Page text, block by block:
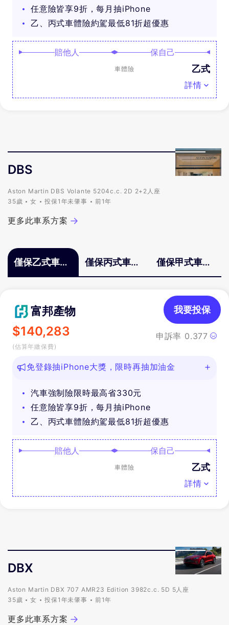
任意險皆享9折，每月抽iPhone
乙、丙式車體險約駕最低81折超優惠
賠他人 保自己
車體險 乙式
詳情
DBS
Aston Martin DBS Volante 5204c.c. 2D 2+2人座
35歲
女 投保1年未肇事 前1年
更多此車系方案
僅保乙式車體
險
僅保丙式車體
險
僅保甲式車體
險
富邦產物
$140,283
(估算年繳保費)
申訴率 0.377
我要投保
免登錄抽iPhone大獎，限時再抽加油金
汽車強制險限時最高省330元
任意險皆享9折，每月抽iPhone
乙、丙式車體險約駕最低81折超優惠
賠他人 保自己
車體險 乙式
詳情
DBX
Aston Martin DBX 707 AMR23 Edition 3982c.c. 5D 5人座
35歲
女 投保1年未肇事 前1年
更多此車系方案